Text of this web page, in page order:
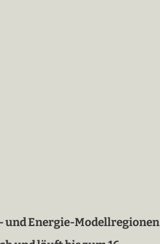
und Energie-Modellregionen